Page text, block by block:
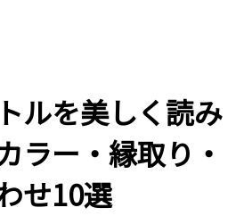
ルを美しく読み
ラー・縁取り・
せ10選